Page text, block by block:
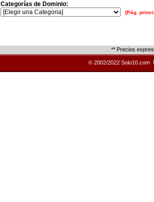
Categorías de Dominio:
[Pág.
** Precios
© 2002/2022 Solo10.com